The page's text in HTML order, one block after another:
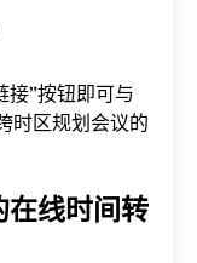
接”按钮即可与
时区规划会议的
在线时间转